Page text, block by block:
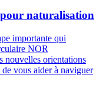
naturalisation
importante qui
NOR
nouvelles orientations
vous aider à naviguer